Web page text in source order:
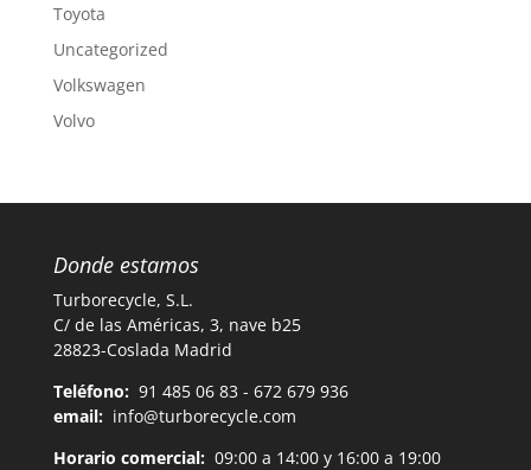
Toyota
Uncategorized
Volkswagen
Volvo
Donde estamos
Turborecycle, S.L.
C/ de las Américas, 3, nave b25
28823-Coslada Madrid
Teléfono: 91 485 06 83 - 672 679 936
email: info@turborecycle.com
Horario comercial:09:00 a 14:00 y 16:00 a 19:00